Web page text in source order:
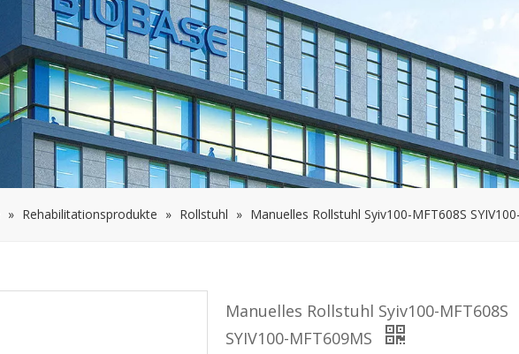
» Rehabilitationsprodukte » Rollstuhl » Manuelles Rollstuhl Syiv100-MFT608S
Manuelles Rollstuhl Syiv100-MFT608S
SYIV100-MFT609MS